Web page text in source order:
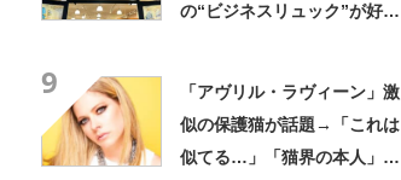
の“ビジネスリュック”が好
9
「アヴリル・ラヴィーン」激
似の保護猫が話題→「これは
似てる…」「猫界の本人」